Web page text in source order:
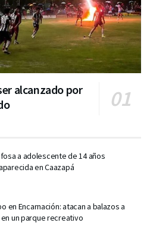
alcanzado por
a adolescente de 14 años
en Caazapá
en Encarnación: atacan a balazos a
un parque recreativo